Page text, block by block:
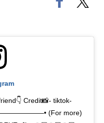
Credit📸- tiktok-
(For more)